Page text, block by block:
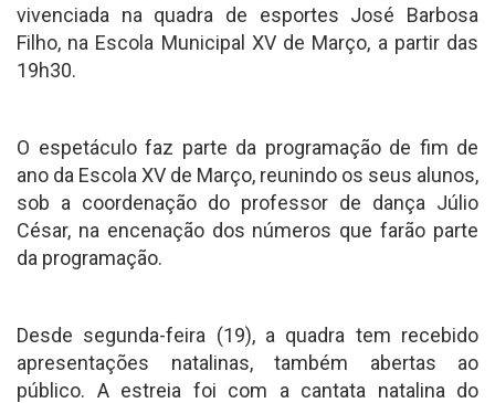
vivenciada na quadra de esportes José Barbosa
Filho, na Escola Municipal XV de Março, a partir das
19h30.
O espetáculo faz parte da programação de fim de
ano da Escola XV de Março, reunindo os seus alunos,
sob a coordenação do professor de dança Júlio
César, na encenação dos números que farão parte
da programação.
Desde segunda-feira (19), a quadra tem recebido
apresentações natalinas, também abertas ao
público. A estreia foi com a cantata natalina do